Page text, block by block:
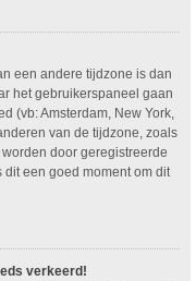
een andere tijdzone is dan
het gebruikerspaneel gaan
(vb: Amsterdam, New York,
van de tijdzone, zoals
door geregistreerde
een goed moment om dit
verkeerd!